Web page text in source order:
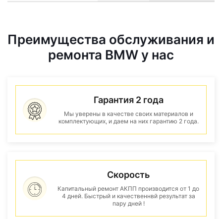
Преимущества обслуживания и
ремонта BMW у нас
Гарантия 2 года
Мы уверены в качестве своих материалов и
комплектующих, и даем на них гарантию 2 года.
Скорость
Капитальный ремонт АКПП производится от 1 до
4 дней. Быстрый и качественнвй результат за
пару дней !